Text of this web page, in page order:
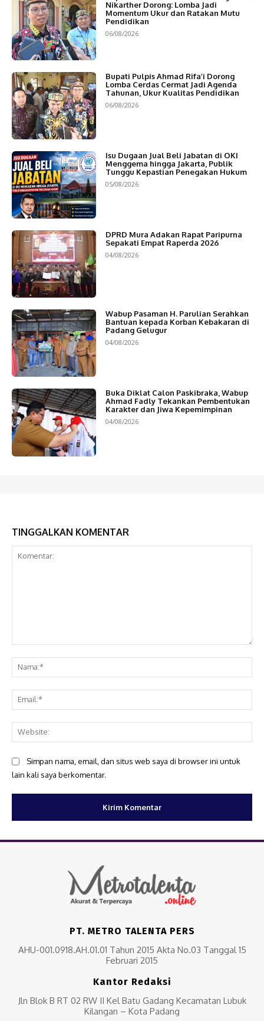
Nikarther Dorong: Lomba Jadi
Momentum Ukur dan Ratakan Mutu
Pendidikan
06/08/2026
Bupati Pulpis Ahmad Rifa’i Dorong
Lomba Cerdas Cermat Jadi Agenda
Tahunan, Ukur Kualitas Pendidikan
06/08/2026
Isu Dugaan Jual Beli Jabatan di OKI
Menggema hingga Jakarta, Publik
Tunggu Kepastian Penegakan Hukum
05/08/2026
DPRD Mura Adakan Rapat Paripurna
Sepakati Empat Raperda 2026
04/08/2026
Wabup Pasaman H. Parulian Serahkan
Bantuan kepada Korban Kebakaran di
Padang Gelugur
04/08/2026
Buka Diklat Calon Paskibraka, Wabup
Ahmad Fadly Tekankan Pembentukan
Karakter dan Jiwa Kepemimpinan
04/08/2026
TINGGALKAN KOMENTAR
Simpan nama, email, dan situs web saya di browser ini untuk
lain kali saya berkomentar.
PT. METRO TALENTA PERS
AHU-001.0918.AH.01.01 Tahun 2015 Akta No.03 Tanggal 15
Februari 2015
Kantor Redaksi
Jln Blok B RT 02 RW II Kel Batu Gadang Kecamatan Lubuk
Kilangan – Kota Padang